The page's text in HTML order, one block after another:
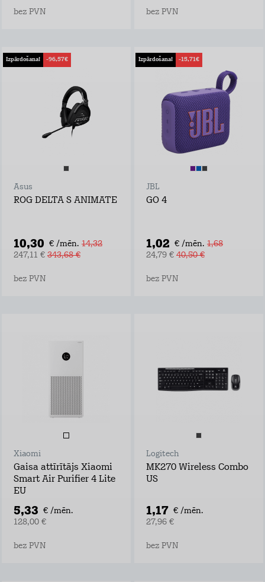
bez PVN bez PVN
Izpārdošana! -96,57€
Asus
ROG DELTA S ANIMATE
10,30 € /mēn. 14,32
247,11 € 343,68 €
bez PVN
Izpārdošana! -15,71€
JBL
GO 4
1,02 € /mēn. 1,68
24,79 € 40,50 €
bez PVN
Xiaomi
Gaisa attīrītājs Xiaomi
Smart Air Purifier 4 Lite
EU
5,33 € /mēn.
128,00 €
bez PVN
Logitech
MK270 Wireless Combo
US
1,17 € /mēn.
27,96 €
bez PVN